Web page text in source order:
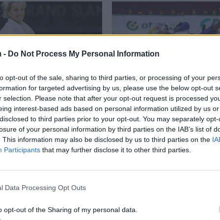
- Do Not Process My Personal Information
opt-out of the sale, sharing to third parties, or processing of your
for targeted advertising by us, please use the below opt-out
selection. Please note that after your opt-out request is processed
interest-based ads based on personal information utilized by us
to third parties prior to your opt-out. You may separately
of your personal information by third parties on the IAB’s list of
This information may also be disclosed by us to third parties on the
Participants that may further disclose it to other third parties.
Data Processing Opt Outs
opt-out of the Sharing of my personal data.
fiton medaljen e artë në
E jashtëzakonshme Distria
medaljen e artë në Paris